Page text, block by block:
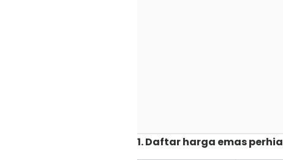
1. Daftar harga emas